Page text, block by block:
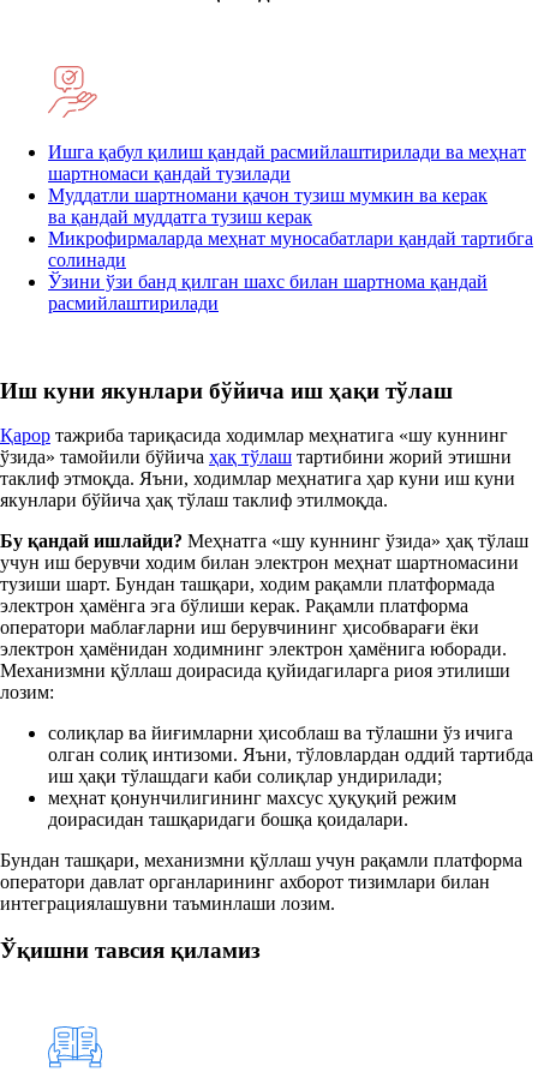
Ишга қабул қилиш қандай расмийлаштирилади ва меҳнат
шартномаси қандай тузилади
Муддатли шартномани қачон тузиш мумкин ва керак
ва қандай муддатга тузиш керак
Микрофирмаларда меҳнат муносабатлари қандай тартибга
солинади
Ўзини ўзи банд қилган шахс билан шартнома қандай
расмийлаштирилади
Иш куни якунлари бўйича иш ҳақи тўлаш
Қарор тажриба тариқасида ходимлар меҳнатига «шу куннинг
ўзида» тамойили бўйича ҳақ тўлаш тартибини жорий этишни
таклиф этмоқда. Яъни, ходимлар меҳнатига ҳар куни иш куни
якунлари бўйича ҳақ тўлаш таклиф этилмоқда.
Бу қандай ишлайди? Меҳнатга «шу куннинг ўзида» ҳақ тўлаш
учун иш берувчи ходим билан электрон меҳнат шартномасини
тузиши шарт. Бундан ташқари, ходим рақамли платформада
электрон ҳамёнга эга бўлиши керак. Рақамли платформа
оператори маблағларни иш берувчининг ҳисобварағи ёки
электрон ҳамёнидан ходимнинг электрон ҳамёнига юборади.
Механизмни қўллаш доирасида қуйидагиларга риоя этилиши
лозим:
солиқлар ва йиғимларни ҳисоблаш ва тўлашни ўз ичига
олган солиқ интизоми. Яъни, тўловлардан оддий тартибда
иш ҳақи тўлашдаги каби солиқлар ундирилади;
меҳнат қонунчилигининг махсус ҳуқуқий режим
доирасидан ташқаридаги бошқа қоидалари.
Бундан ташқари, механизмни қўллаш учун рақамли платформа
оператори давлат органларининг ахборот тизимлари билан
интеграциялашувни таъминлаши лозим.
Ўқишни тавсия қиламиз